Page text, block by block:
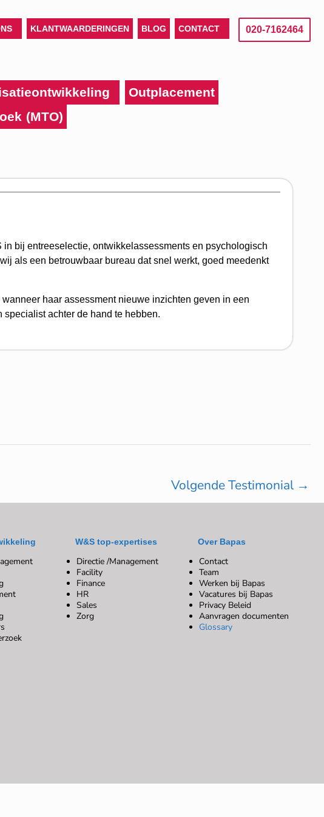
KLANTWAARDERINGEN BLOG CONTACT 020-7162464
Outplacement
(MTO)
bij entreeselectie, ontwikkelassessments en psychologisch
als een betrouwbaar bureau dat snel werkt, goed meedenkt
haar assessment nieuwe inzichten geven in een
achter de hand te hebben.
Volgende Testimonial →
W&S top-expertises
Directie /Management
Facility
Finance
HR
Sales
Zorg
Over Bapas
Contact
Team
Werken bij Bapas
Vacatures bij Bapas
Privacy Beleid
Aanvragen documenten
Glossary